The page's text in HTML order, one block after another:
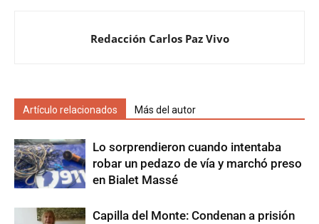
Redacción Carlos Paz Vivo
Artículo relacionados Más del autor
Lo sorprendieron cuando intentaba
robar un pedazo de vía y marchó preso
en Bialet Massé
Capilla del Monte: Condenan a prisión